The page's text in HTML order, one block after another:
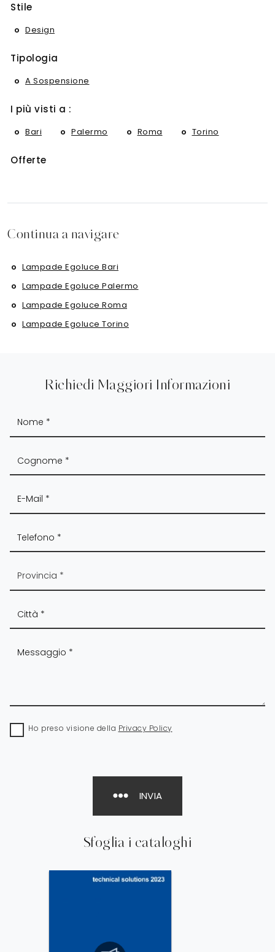
Stile
Design
Tipologia
A Sospensione
I più visti a :
Bari Palermo Roma Torino
Offerte
Continua a navigare
Lampade Egoluce Bari
Lampade Egoluce Palermo
Lampade Egoluce Roma
Lampade Egoluce Torino
Sfoglia i cataloghi
Richiedi Maggiori Informazioni
Ho preso visione della Privacy Policy
INVIA